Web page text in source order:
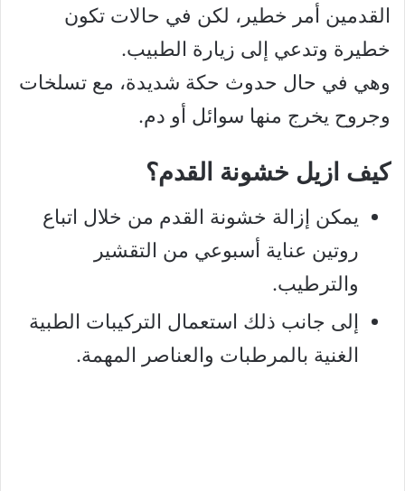
القدمين أمر خطير، لكن في حالات تكون
خطيرة وتدعي إلى زيارة الطبيب.
وهي في حال حدوث حكة شديدة، مع تسلخات
وجروح يخرج منها سوائل أو دم.
كيف ازيل خشونة القدم؟
يمكن إزالة خشونة القدم من خلال اتباع
روتين عناية أسبوعي من التقشير
والترطيب.
إلى جانب ذلك استعمال التركيبات الطبية
الغنية بالمرطبات والعناصر المهمة.